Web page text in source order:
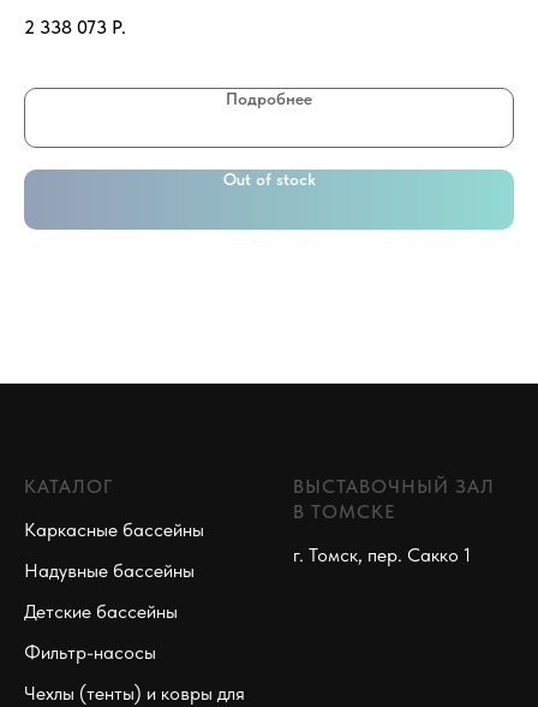
2 338 073 Р.
Подробнее
Out of stock
КАТАЛОГ
Каркасные бассейны
Надувные бассейны
Детские бассейны
Фильтр-насосы
Чехлы (тенты) и ковры для
ВЫСТАВОЧНЫЙ ЗАЛ
В ТОМСКЕ
г. Томск, пер. Сакко 1